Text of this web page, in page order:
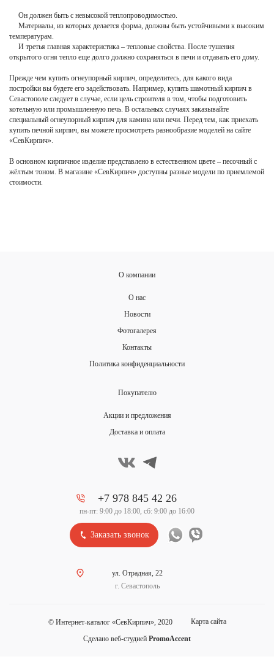
Он должен быть с невысокой теплопроводимостью.
Материалы, из которых делается форма, должны быть устойчивыми к высоким
температурам.
И третья главная характеристика – тепловые свойства. После тушения
открытого огня тепло еще долго должно сохраняться в печи и отдавать его дому.
Прежде чем купить огнеупорный кирпич, определитесь, для какого вида
постройки вы будете его задействовать. Например, купить шамотный кирпич в
Севастополе следует в случае, если цель строителя в том, чтобы подготовить
котельную или промышленную печь. В остальных случаях заказывайте
специальный огнеупорный кирпич для камина или печи. Перед тем, как приехать
купить печной кирпич, вы можете просмотреть разнообразие моделей на сайте
«СевКирпич».
В основном кирпичное изделие представлено в естественном цвете – песочный с
жёлтым тоном. В магазине «СевКирпич» доступны разные модели по приемлемой
стоимости.
О компании
О нас
Новости
Фотогалерея
Контакты
Политика конфиденциальности
Покупателю
Акции и предложения
Доставка и оплата
+7 978 845 42 26
пн-пт: 9:00 до 18:00, сб: 9:00 до 16:00
Заказать звонок
ул. Отрадная, 22
г. Севастополь
© Интернет-каталог «СевКирпич», 2020
Карта сайта
Сделано веб-студией PromoAccent